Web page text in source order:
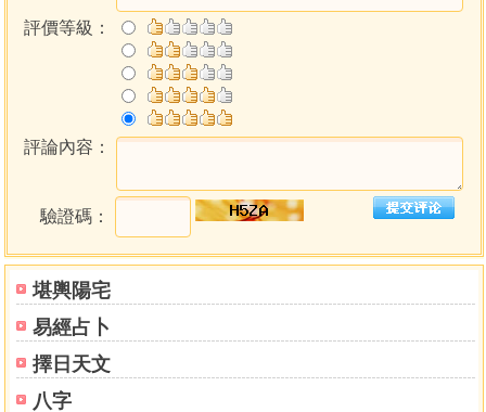
堪輿陽宅
易經占卜
擇日天文
八字
雄宿朝垣格
祿合鴛鴦格
雙祿朝垣格
祿馬交馳格
左右同宮格
坐貴向貴格
命無正曜格
對面朝斗格
科權祿主格
輔弼朝垣格
兼文武格
貪狼遇火格
財祿夾馬格
輔弼拱主格
君臣慶會格
評價等級：
評論內容：
驗證碼：